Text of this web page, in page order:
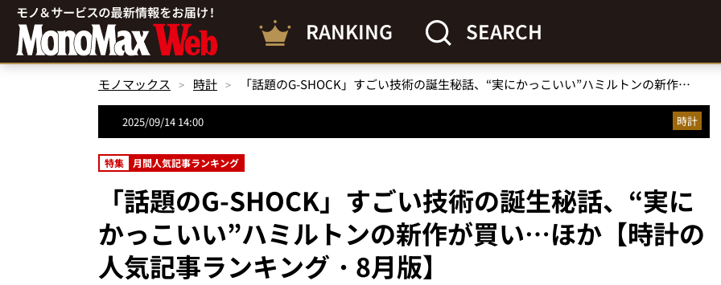
RANKING SEARCH
モノマックス 時計 「話題のG-SHOCK」すごい技術の誕生秘話、“実にかっこいい”ハミルトンの新作が買い…ほか【時計の人気記事ランキング・8月版】
2025/09/14 14:00 時計
特集 月間人気記事ランキング
「話題のG-SHOCK」すごい技術の誕生秘話、“実に
かっこいい”ハミルトンの新作が買い…ほか【時計の
人気記事ランキング・8月版】